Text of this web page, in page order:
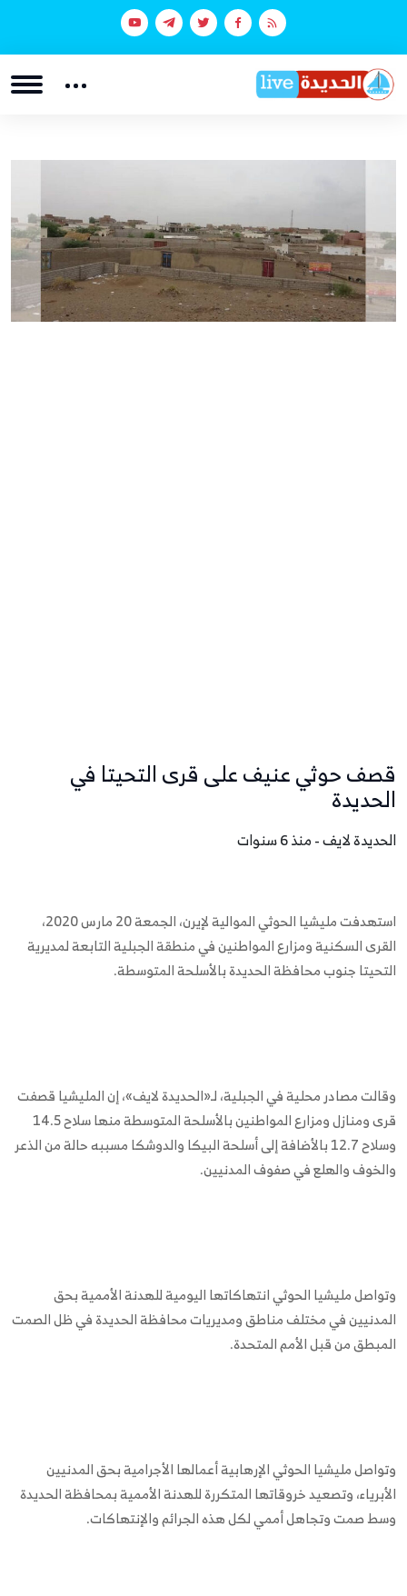
قصف حوثي عنيف على قرى التحيتا في
الحديدة
الحديدة لايف - منذ 6 سنوات
استهدفت مليشيا الحوثي الموالية لإيرن، الجمعة 20 مارس 2020،
القرى السكنية ومزارع المواطنين في منطقة الجبلية التابعة لمديرية
التحيتا جنوب محافظة الحديدة بالأسلحة المتوسطة.
وقالت مصادر محلية في الجبلية، لـ«الحديدة لايف»، إن المليشيا قصفت
قرى ومنازل ومزارع المواطنين بالأسلحة المتوسطة منها سلاح 14.5
وسلاح 12.7 بالأضافة إلى أسلحة البيكا والدوشكا مسببه حالة من الذعر
والخوف والهلع في صفوف المدنيين.
وتواصل مليشيا الحوثي انتهاكاتها اليومية للهدنة الأممية بحق
المدنيين في مختلف مناطق ومديريات محافظة الحديدة في ظل الصمت
المبطق من قبل الأمم المتحدة.
وتواصل مليشيا الحوثي الإرهابية أعمالها الأجرامية بحق المدنيين
الأبرياء، وتصعيد خروقاتها المتكررة للهدنة الأممية بمحافظة الحديدة
وسط صمت وتجاهل أممي لكل هذه الجرائم والإنتهاكات.